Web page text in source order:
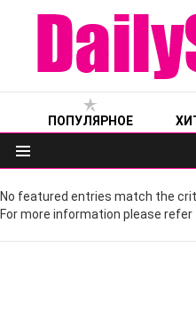
ПОПУЛЯРНОЕ
Меню
No featured entries match the
For more information please